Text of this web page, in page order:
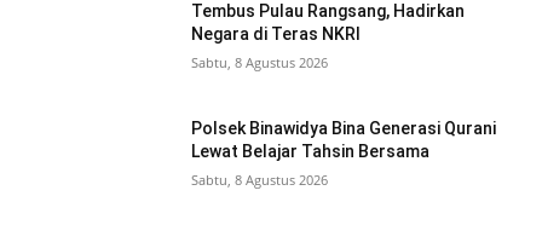
Tembus Pulau Rangsang, Hadirkan
Negara di Teras NKRI
Sabtu, 8 Agustus 2026
Polsek Binawidya Bina Generasi Qurani
Lewat Belajar Tahsin Bersama
Sabtu, 8 Agustus 2026